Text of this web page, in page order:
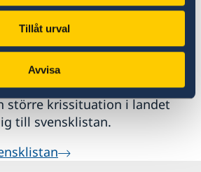
Tillåt urval
Avvisa
eller ambassaden ska kunna
större krissituation i landet
till svensklistan.